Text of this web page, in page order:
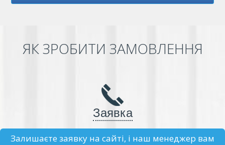
ЯК ЗРОБИТИ ЗАМОВЛЕННЯ
Заявка
Залишаєте заявку на сайті, і наш менеджер вам